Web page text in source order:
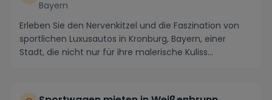
Bayern
Erleben Sie den Nervenkitzel und die Faszination von
sportlichen Luxusautos in Kronburg, Bayern, einer
Stadt, die nicht nur für ihre malerische Kuliss...